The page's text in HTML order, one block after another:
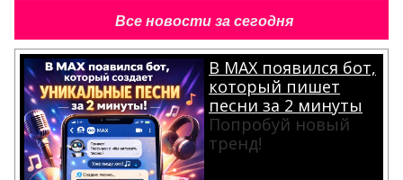
Все новости за сегодня
В MAX появился бот,
который пишет
песни за 2 минуты
Попробуй новый
тренд!